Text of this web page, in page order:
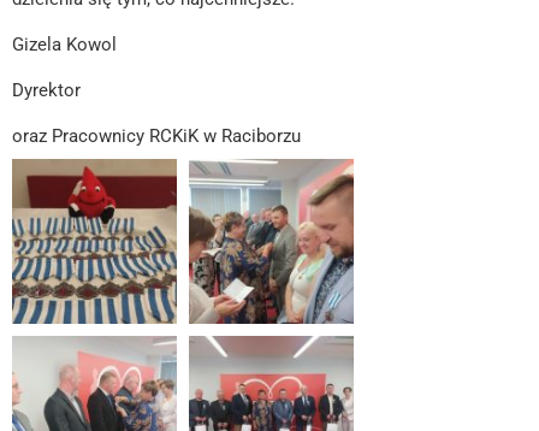
Gizela Kowol
Dyrektor
oraz Pracownicy RCKiK w Raciborzu